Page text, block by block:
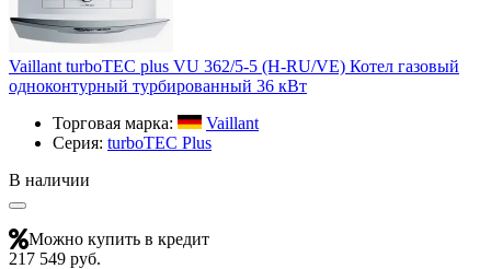
Vaillant turboTEC plus VU 362/5-5 (H-RU/VE) Котел газовый
одноконтурный турбированный 36 кВт
Торговая марка:
Vaillant
Серия: turboTEC Plus
В наличии
Можно купить в кредит
217 549 руб.